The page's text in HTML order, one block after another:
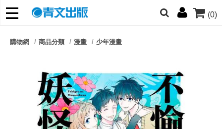
(0)
朋友們，提高警覺！
購物網 商品分類 漫畫 少年漫畫